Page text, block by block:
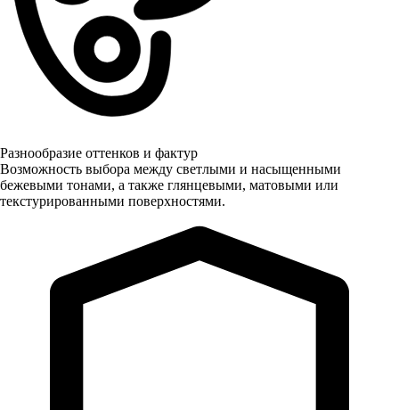
Разнообразие оттенков и фактур
Возможность выбора между светлыми и насыщенными
бежевыми тонами, а также глянцевыми, матовыми или
текстурированными поверхностями.